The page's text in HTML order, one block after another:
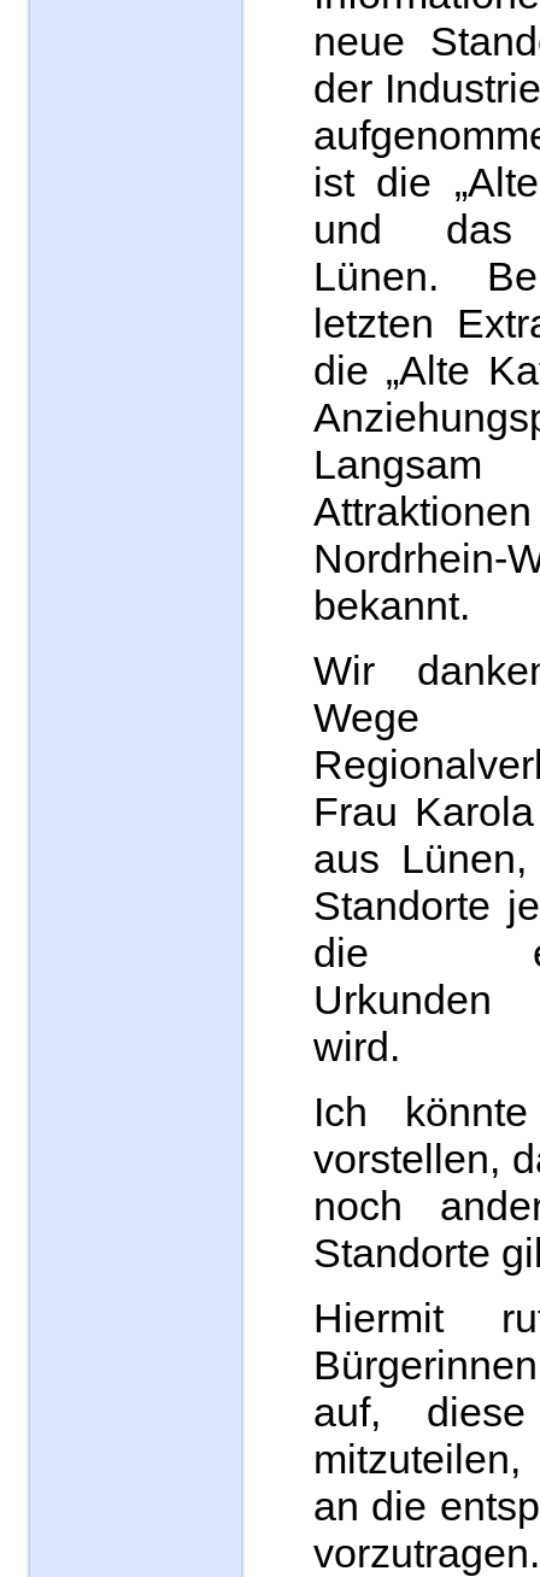
neue
der
ist die
und das
Lünen.
letzten
die „Alte
Nordrhein-
bekannt.
Wir
Frau
aus
Standorte
die
wird.
Ich
vorstellen,
noch
Standorte
Hiermit
auf,
an die
vorzutragen.